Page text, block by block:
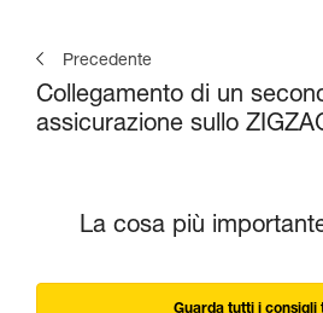
Precedente
Collegamento di un
assicurazione sullo
La cosa più
Guarda tutti i consigli